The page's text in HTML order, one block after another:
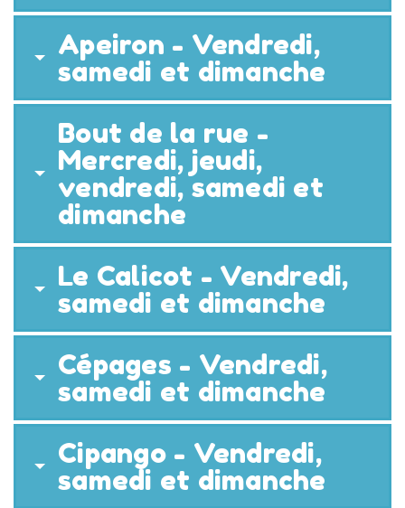
Apeiron - Vendredi,
samedi et dimanche
Bout de la rue -
Mercredi, jeudi,
vendredi, samedi et
dimanche
Le Calicot - Vendredi,
samedi et dimanche
Cépages - Vendredi,
samedi et dimanche
Cipango - Vendredi,
samedi et dimanche